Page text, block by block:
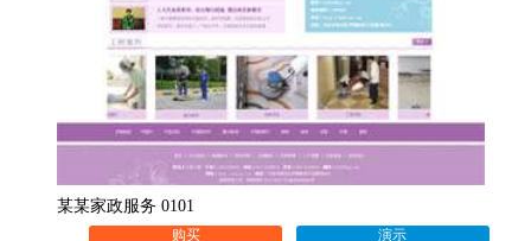
某某家政服务 0101
购买 演示